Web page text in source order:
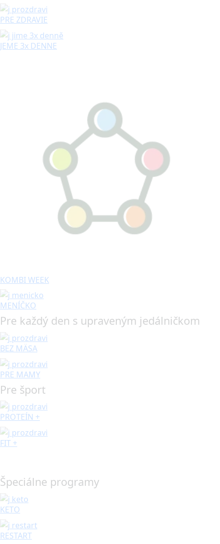
PRE ZDRAVIE
JEME 3x DENNE
KOMBI WEEK
MENÍČKO
Pre každý den s upraveným jedálničkom
BEZ MÄSA
PRE MAMY
Pre šport
PROTEÍN +
FIT +
Špeciálne programy
KETO
RESTART